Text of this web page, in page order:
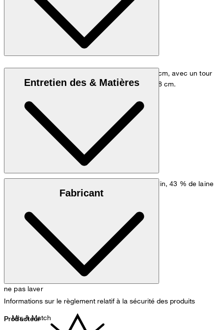
Le mannequin porte une taille 48, il mesure 178 cm, avec un tour
de poitrine de 98 cm et un tour de hanches de 98 cm.
Tableau des mesures
Entretien des & Matières
Mélange de lin et de laine composé de 56 % de lin, 43 % de laine
vierge et 1 % d'élasthanne
ne pas laver
Fabricant
Informations sur le règlement relatif à la sécurité des produits
Producteur
Mix & Match